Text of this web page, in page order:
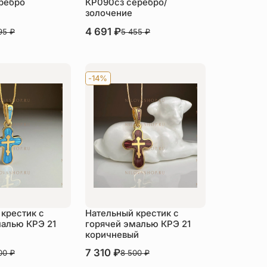
₽
КР090сз серебро/
золочение
В наличии
4 691 ₽5 455₽
с
КРЭ 21
₽
-14%
Нательный крестик с
горячей эмалью КРЭ 21
коричневый
В наличии
7 310 ₽8 500₽